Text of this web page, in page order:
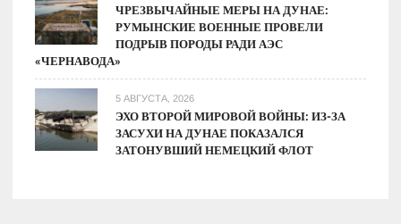
ЧРЕЗВЫЧАЙНЫЕ МЕРЫ НА ДУНАЕ:
РУМЫНСКИЕ ВОЕННЫЕ ПРОВЕЛИ
ПОДРЫВ ПОРОДЫ РАДИ АЭС
«ЧЕРНАВОДА»
5 АВГУСТА, 2026
ЭХО ВТОРОЙ МИРОВОЙ ВОЙНЫ: ИЗ-ЗА
ЗАСУХИ НА ДУНАЕ ПОКАЗАЛСЯ
ЗАТОНУВШИЙ НЕМЕЦКИЙ ФЛОТ